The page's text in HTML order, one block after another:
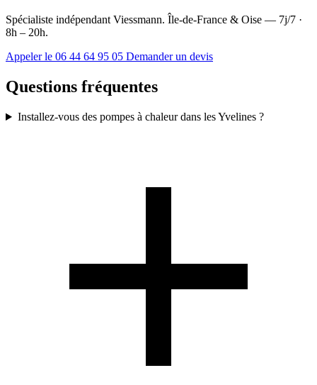
Spécialiste indépendant Viessmann. Île-de-France & Oise — 7j/7 ·
8h – 20h.
Appeler le 06 44 64 95 05 Demander un devis
Questions fréquentes
Installez-vous des pompes à chaleur dans les Yvelines ?